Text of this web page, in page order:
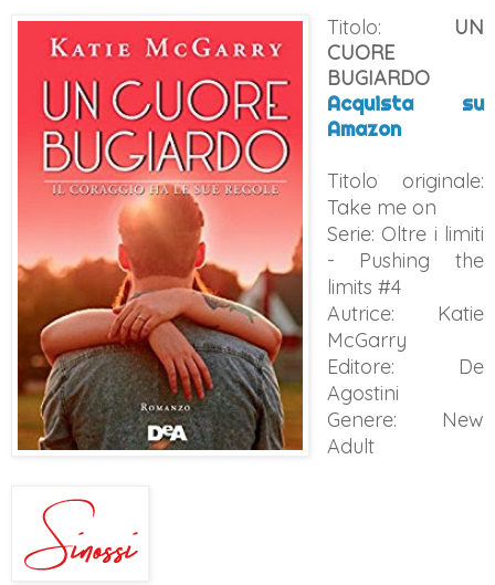
Titolo: UN
CUORE
BUGIARDO
Acquista su
Amazon
Titolo originale:
Take me on
Serie: Oltre i limiti
- Pushing the
limits #4
Autrice: Katie
McGarry
Editore: De
Agostini
Genere: New
Adult